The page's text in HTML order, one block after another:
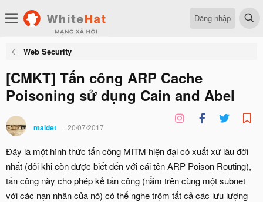
Đăng nhập
Web Security
[CMKT] Tấn công ARP Cache
Poisoning sử dụng Cain and Abel
maldet 20/07/2017
Đây là một hình thức tấn công MITM hiện đại có xuất xứ lâu đời
nhất (đôi khi còn được biết đến với cái tên ARP Poison Routing),
tấn công này cho phép kẻ tấn công (nằm trên cùng một subnet
với các nạn nhân của nó) có thể nghe trộm tất cả các lưu lượng